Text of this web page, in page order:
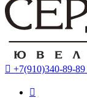
 +7(910)340-89-89
